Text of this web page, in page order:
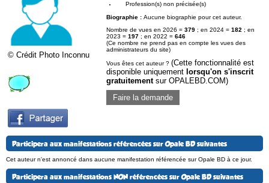
© Crédit Photo Inconnu
Profession(s) non précisée(s)
Biographie : Aucune biographie pour cet auteur.
Nombre de vues en 2026 = 379 ; en 2024 = 182 ; en
2023 = 197 ; en 2022 = 646
(Ce nombre ne prend pas en compte les vues des
administrateurs du site)
Vous êtes cet auteur ? (Cette fonctionnalité est
disponible uniquement lorsqu'on s'inscrit
gratuitementsur OPALEBD.COM)
Faire la demande
Participera aux manifestations référencées sur Opale BD suivantes
Cet auteur n'est annoncé dans aucune manifestation référencée sur Opale BD à ce jour.
Participera aux manifestations NON référencées sur Opale BD suivantes